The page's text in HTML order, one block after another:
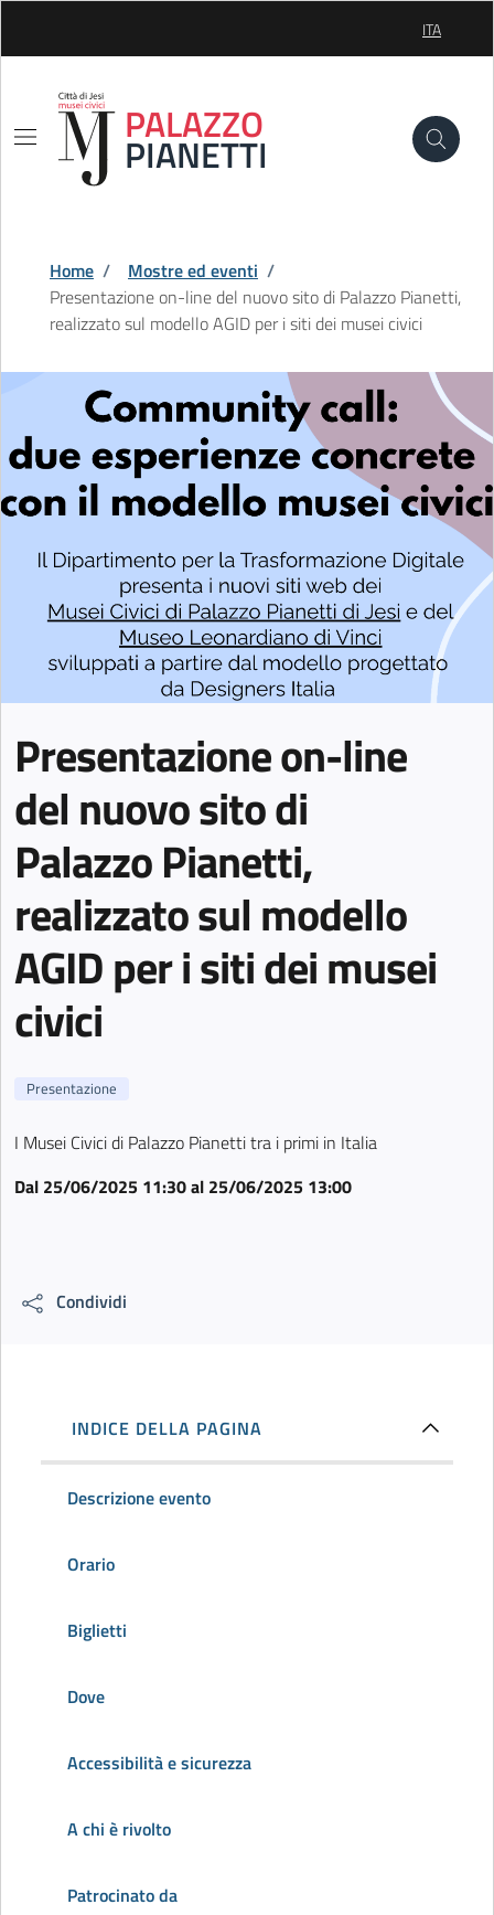
ITA
PALAZZO
PIANETTI
Home / Mostre ed eventi /
Presentazione on-line del nuovo sito di Palazzo Pianetti,
realizzato sul modello AGID per i siti dei musei civici
Presentazione on-line
del nuovo sito di
Palazzo Pianetti,
realizzato sul modello
AGID per i siti dei musei
civici
Presentazione
I Musei Civici di Palazzo Pianetti tra i primi in Italia
Dal 25/06/2025 11:30al 25/06/2025 13:00
Condividi
INDICE DELLA PAGINA
Descrizione evento
Orario
Biglietti
Dove
Accessibilità e sicurezza
A chi è rivolto
Patrocinato da